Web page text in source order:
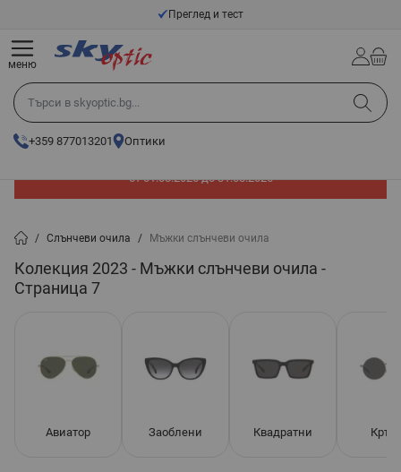
Прескачане към съдържаниетоОригинални очила
Търси в skyoptic.bg...
+359 877013201 Оптики
меню
от 01.08.2026 до 31.08.2026
/ Слънчеви очила / Мъжки слънчеви очила
Колекция 2023 - Мъжки слънчеви очила -
Страница 7
Авиатор Заоблени Квадратни